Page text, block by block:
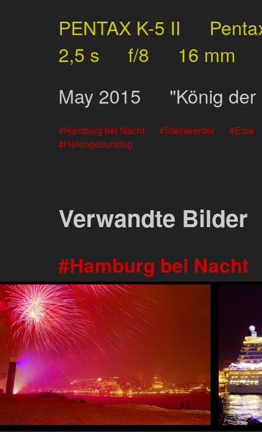
PENTAX K-5 II
2,5 s
f/8
16 mm
May 2015 "König
Hamburg bei Nacht Steinwerder
Elbe
Hafengeburtstag
Verwandte Bilder
Hamburg bei Nacht